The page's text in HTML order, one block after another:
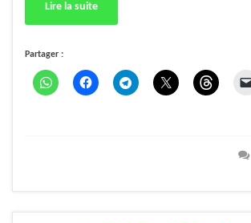
Lire la suite
Partager :